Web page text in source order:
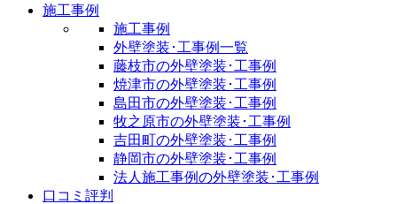
施工事例
施工事例
外壁塗装･工事例一覧
藤枝市の外壁塗装･工事例
焼津市の外壁塗装･工事例
島田市の外壁塗装･工事例
牧之原市の外壁塗装･工事例
吉田町の外壁塗装･工事例
静岡市の外壁塗装･工事例
法人施工事例の外壁塗装･工事例
口コミ評判